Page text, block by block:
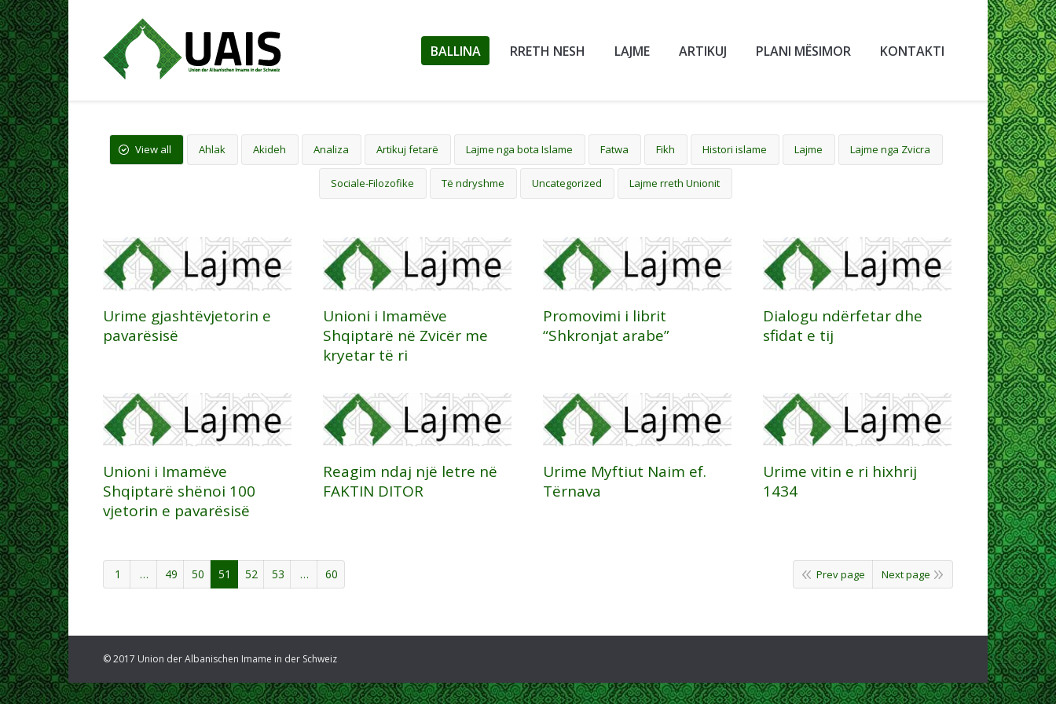
BALLINA RRETH NESH LAJME ARTIKUJ PLANI MËSIMOR KONTAKTI
View all Ahlak Akideh Analiza Artikuj fetarë Lajme nga bota Islame Fatwa Fikh Histori islame Lajme Lajme nga Zvicra
Sociale-Filozofike Të ndryshme Uncategorized Lajme rreth Unionit
Urime gjashtëvjetorin e
pavarësisë
Unioni i Imamëve
Shqiptarë në Zvicër me
kryetar të ri
Promovimi i librit
“Shkronjat arabe”
Dialogu ndërfetar dhe
sfidat e tij
Unioni i Imamëve
Shqiptarë shënoi 100
vjetorin e pavarësisë
Reagim ndaj një letre në
FAKTIN DITOR
Urime Myftiut Naim ef.
Tërnava
Urime vitin e ri hixhrij
1434
1 … 49 50 51 52 53 … 60 Prev page Next page
© 2017 Union der Albanischen Imame in der Schweiz